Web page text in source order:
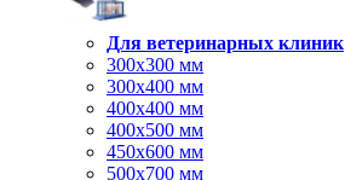
Для ветеринарных клиник
300х300 мм
300х400 мм
400х400 мм
400х500 мм
450х600 мм
500х700 мм